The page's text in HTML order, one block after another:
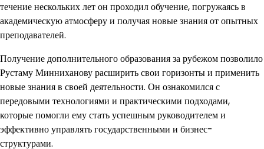
течение нескольких лет он проходил обучение, погружаясь в
академическую атмосферу и получая новые знания от опытных
преподавателей.
Получение дополнительного образования за рубежом позволило
Рустаму Минниханову расширить свои горизонты и применить
новые знания в своей деятельности. Он ознакомился с
передовыми технологиями и практическими подходами,
которые помогли ему стать успешным руководителем и
эффективно управлять государственными и бизнес-
структурами.